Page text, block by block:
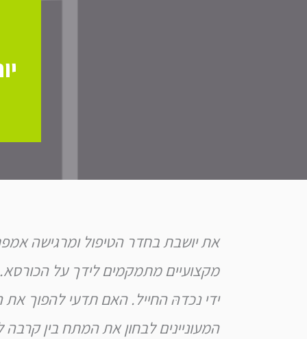
את יושבת בחדר הטיפול ומרגישה
מקצועיים מתמקמים לידך על
ידי נכדהּ החייל. האם תדעי להפוך את
המעוניינים לבחון את המתח בין